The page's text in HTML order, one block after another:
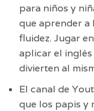
para niños y
que aprender a
fluidez. Jugar
aplicar el inglés
divierten al
El canal de
que los papis y